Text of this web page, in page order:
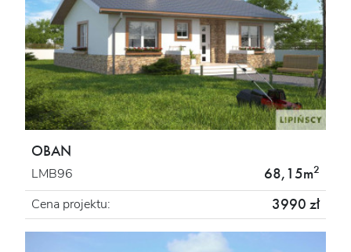
OBAN
LMB96 68,15m2
Cena projektu: 3990 zł